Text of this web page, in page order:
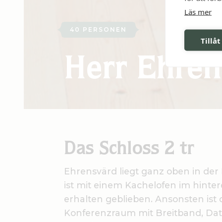
Läs mer
Tillåt
40 PERSONEN
Herr
Das Schloss 2 tr
Ehrensvärd liegt ganz oben in
ist mit einem Kachelofen im
erhalten geblieben. Ansonsten ist
Konferenzraum mit Breitband,